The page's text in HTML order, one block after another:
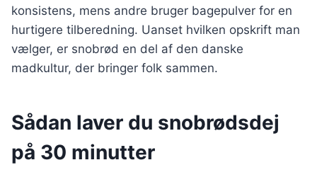
konsistens, mens andre bruger bagepulver for en
hurtigere tilberedning. Uanset hvilken opskrift man
vælger, er snobrød en del af den danske
madkultur, der bringer folk sammen.
Sådan laver du snobrødsdej
på 30 minutter